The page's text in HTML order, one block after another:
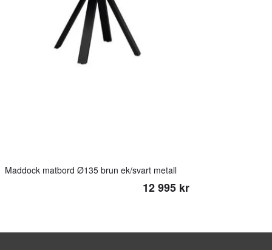
Maddock matbord Ø135 brun ek/svart metall
12 995 kr